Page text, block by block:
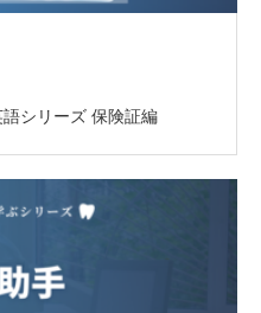
シリーズ 保険証編